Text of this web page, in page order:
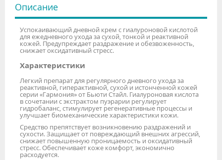
Описание
Успокаивающий дневной крем с гиалуроновой кислотой
для ежедневного ухода за сухой, тонкой и реактивной
кожей. Предупреждает раздражение и обезвоженность,
снижает оксидативный стресс.
Характеристики
Легкий препарат для регулярного дневного ухода за
реактивной, гиперактивной, сухой и истонченной кожей
серии «Гармония» от Бьюти Стайл. Гиалуроновая кислота
в сочетании с экстрактом пуэрарии регулирует
гидробаланс, стимулирует регенеративные процессы и
улучшает биомеханические характеристики кожи.
Средство препятствует возникновению раздражений и
сухости. Защищает от повреждающий внешних агрессий,
снижает повышенную проницаемость и оксидативный
стресс. Обеспечивает коже комфорт, экономично
расходуется.